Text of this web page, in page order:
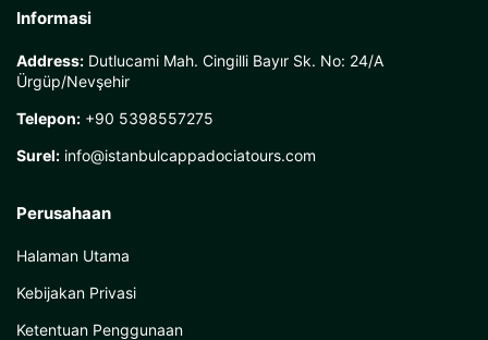
Informasi
Address: Dutlucami Mah. Cingilli Bayır Sk. No: 24/A
Ürgüp/Nevşehir
Telepon: +90 5398557275
Surel: info@istanbulcappadociatours.com
Perusahaan
Halaman Utama
Kebijakan Privasi
Ketentuan Penggunaan